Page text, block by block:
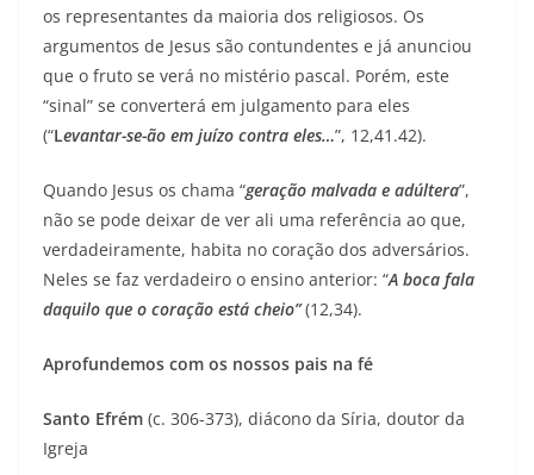
os representantes da maioria dos religiosos. Os
argumentos de Jesus são contundentes e já anunciou
que o fruto se verá no mistério pascal. Porém, este
“sinal” se converterá em julgamento para eles
(“Levantar-se-ão em juízo contra eles…”, 12,41.42).
Quando Jesus os chama “geração malvada e adúltera”,
não se pode deixar de ver ali uma referência ao que,
verdadeiramente, habita no coração dos adversários.
Neles se faz verdadeiro o ensino anterior: “A boca fala
daquilo que o coração está cheio”(12,34).
Aprofundemos com os nossos pais na fé
Santo Efrém (c. 306-373), diácono da Síria, doutor da
Igreja